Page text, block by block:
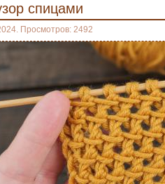
спицами
Просмотров: 2492